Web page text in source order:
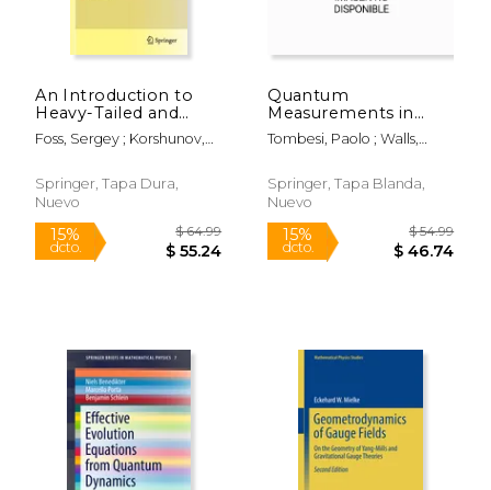
dcto. dcto.
An Introduction to
Heavy-Tailed and
Subexponential
Distributions (en
Foss, Sergey ; Korshunov,
Springer, Tapa Dura,
Nuevo
Quantum
Measurements in
Optics (en Inglés)
Tombesi, Paolo ; Walls,
Springer, Tapa Blanda,
Nuevo